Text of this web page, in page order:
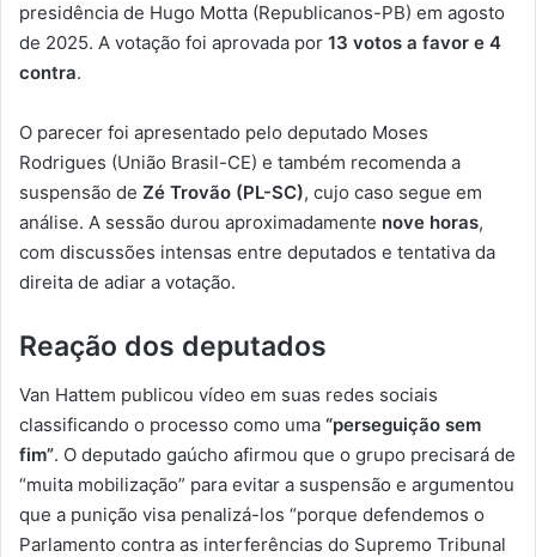
presidência de Hugo Motta (Republicanos-PB) em agosto
de 2025. A votação foi aprovada por 13 votos a favor e 4
contra.
O parecer foi apresentado pelo deputado Moses
Rodrigues (União Brasil-CE) e também recomenda a
suspensão de Zé Trovão (PL-SC), cujo caso segue em
análise. A sessão durou aproximadamente nove horas,
com discussões intensas entre deputados e tentativa da
direita de adiar a votação.
Reação dos deputados
Van Hattem publicou vídeo em suas redes sociais
classificando o processo como uma “perseguição sem
fim”. O deputado gaúcho afirmou que o grupo precisará de
“muita mobilização” para evitar a suspensão e argumentou
que a punição visa penalizá-los “porque defendemos o
Parlamento contra as interferências do Supremo Tribunal